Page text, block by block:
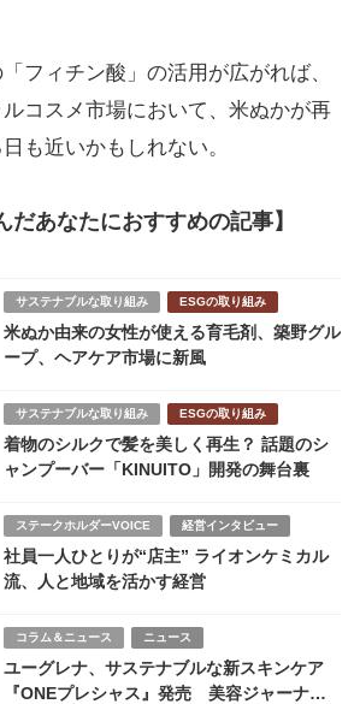
フィチン酸」の活用が広がれば、
コスメ市場において、米ぬかが再
も近いかもしれない。
だあなたにおすすめの記事】
サステナブルな取り組み ESGの取り組み
米ぬか由来の女性が使える育毛剤、築野グル
ープ、ヘアケア市場に新風
サステナブルな取り組み ESGの取り組み
着物のシルクで髪を美しく再生？ 話題のシ
ャンプーバー「KINUITO」開発の舞台裏
ステークホルダーVOICE 経営インタビュー
社員一人ひとりが“店主” ライオンケミカル
流、人と地域を活かす経営
コラム＆ニュース ニュース
ユーグレナ、サステナブルな新スキンケア
『ONEプレシャス』発売 美容ジャーナリ